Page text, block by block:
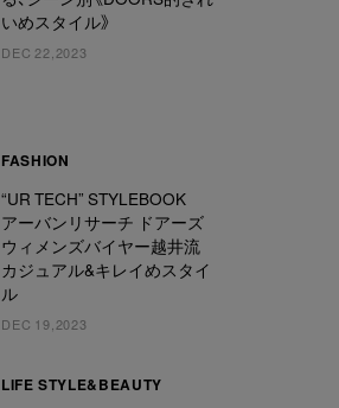
いめスタイル》
DEC 22,2023
FASHION
“UR TECH” STYLEBOOK
アーバンリサーチ ドアーズ
ウィメンズバイヤー越井流
カジュアル&キレイめスタイ
ル
DEC 19,2023
LIFE STYLE&BEAUTY